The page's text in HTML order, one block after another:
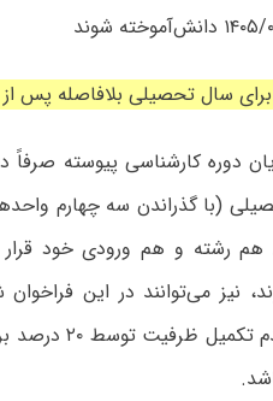
نیز می‌توانند در این
منوط به‌